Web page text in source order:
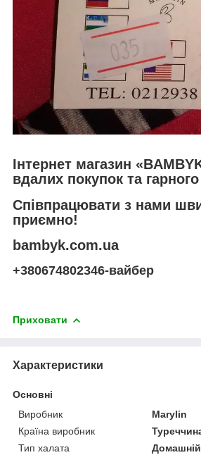
Інтернет магазин
вдалих покупок та
Співпрацювати з нами
приємно!
bambyk.com.ua
+380674802346-вайбер
Приховати
Характеристики
Основні
Виробник
Marylin
Країна виробник
Тип халата
Домашній